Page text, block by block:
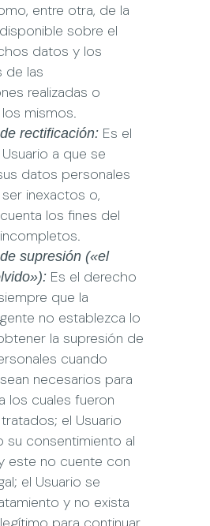
entre otra, de la
sobre el
datos y los
de las
realizadas o
mismos.
rectificación: Es el
a que se
datos personales
inexactos o,
los fines del
supresión («el
Es el derecho
que la
no establezca lo
la supresión de
cuando
necesarios para
los cuales fueron
el Usuario
su consentimiento al
este no cuente con
el Usuario se
y no exista